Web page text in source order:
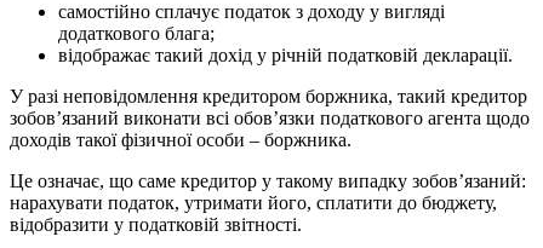
самостійно сплачує податок з доходу у вигляді
додаткового блага;
відображає такий дохід у річній податковій декларації.
У разі неповідомлення кредитором боржника, такий кредитор
зобов’язаний виконати всі обов’язки податкового агента щодо
доходів такої фізичної особи – боржника.
Це означає, що саме кредитор у такому випадку зобов’язаний:
нарахувати податок, утримати його, сплатити до бюджету,
відобразити у податковій звітності.